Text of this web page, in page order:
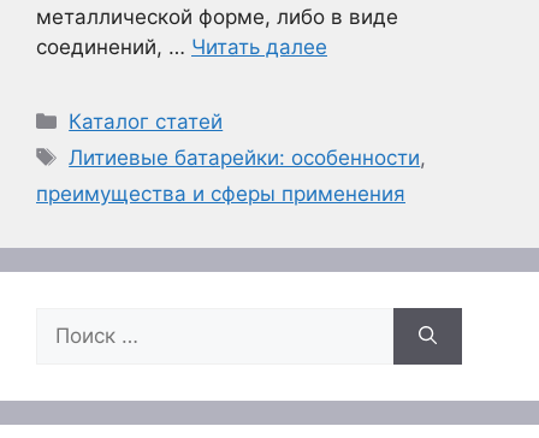
металлической форме, либо в виде
соединений, … Читать далее
Рубрики
Каталог статей
Метки
Литиевые батарейки: особенности,
преимущества и сферы применения
Поиск: